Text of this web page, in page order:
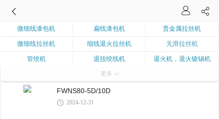
微细线漆包机 扁线漆包机 贵金属拉丝机
微细线拉丝机 细线退火拉丝机 无滑拉丝机
管绞机 退扭绞线机 退火机，退火镀锡机
其他特种定做机器
更多
FWNS80-5D/10D
2024-12-31